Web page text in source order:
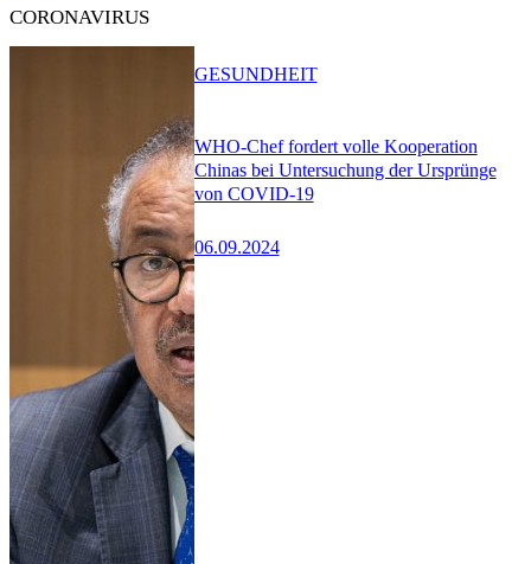
CORONAVIRUS
WHO-Chef fordert volle Kooperation
Chinas bei Untersuchung der Ursprünge
von COVID-19
06.09.2024
GESUNDHEIT